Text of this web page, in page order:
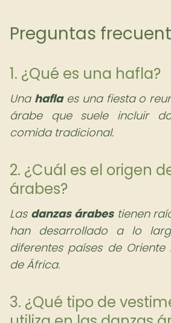
Preguntas
1. ¿Qué es una hafla?
Una haflaes una fiesta o
árabe que suele incluir
comida tradicional.
2. ¿Cuál es el origen
árabes?
Las danzas árabestienen
han desarrollado a lo
diferentes países de
de África.
3. ¿Qué tipo de